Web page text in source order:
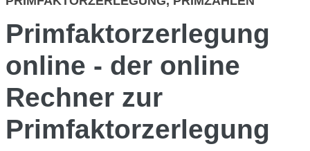
Primfaktorzerlegung
online - der online
Rechner zur
Primfaktorzerlegung